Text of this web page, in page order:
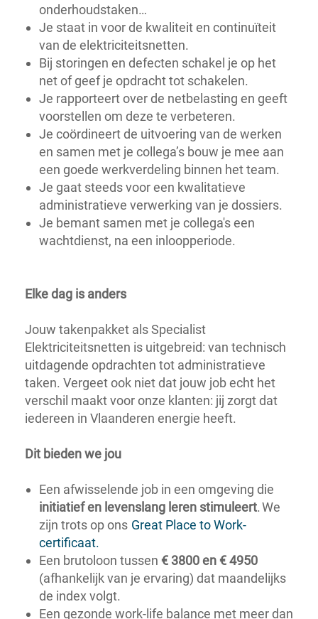
onderhoudstaken…
Je staat in voor de kwaliteit en continuïteit
van de elektriciteitsnetten.
Bij storingen en defecten schakel je op het
net of geef je opdracht tot schakelen.
Je rapporteert over de netbelasting en geeft
voorstellen om deze te verbeteren.
Je coördineert de uitvoering van de werken
en samen met je collega’s bouw je mee aan
een goede werkverdeling binnen het team.
Je gaat steeds voor een kwalitatieve
administratieve verwerking van je dossiers.
Je bemant samen met je collega's een
wachtdienst, na een inloopperiode.
Elke dag is anders
Jouw takenpakket als Specialist
Elektriciteitsnetten is uitgebreid: van technisch
uitdagende opdrachten tot administratieve
taken. Vergeet ook niet dat jouw job echt het
verschil maakt voor onze klanten: jij zorgt dat
iedereen in Vlaanderen energie heeft.
Dit bieden we jou
Een afwisselende job in een omgeving die
initiatief en levenslang leren stimuleert. We
zijn trots op ons Great Place to Work-
certificaat.
Een brutoloon tussen € 3800 en € 4950
(afhankelijk van je ervaring) dat maandelijks
de index volgt.
Een gezonde work-life balance met meer dan